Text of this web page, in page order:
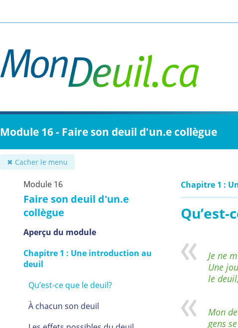
contenu
Module 16 - Faire son deuil d'un.e collègue
✖ Cacher le menu
Module 16
Faire son deuil d'un.e
collègue
Aperçu du module
Chapitre 1 : Une introduction au
deuil
Qu’est-ce que le deuil?
À chacun son deuil
Chapitre 1 :
Je ne
Une
le
Mon
gens